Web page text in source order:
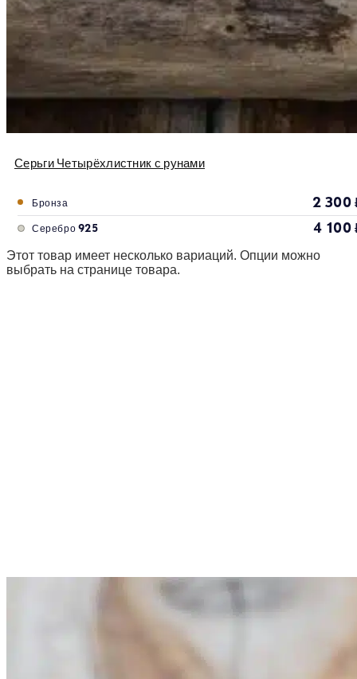
Серьги Четырёхлистник с рунами
Бронза 2 300
Серебро 925 4 100
Этот товар имеет несколько вариаций. Опции можно
выбрать на странице товара.